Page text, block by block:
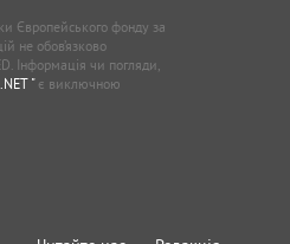
Європейського фонду за
не обов’язково
Інформація чи погляди,
"є виключною